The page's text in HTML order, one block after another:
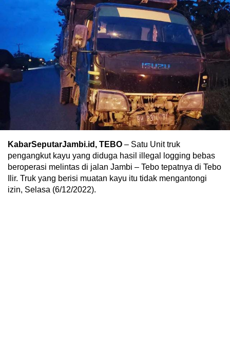
KabarSeputarJambi.id, TEBO – Satu Unit truk
pengangkut kayu yang diduga hasil illegal logging bebas
beroperasi melintas di jalan Jambi – Tebo tepatnya di Tebo
Ilir. Truk yang berisi muatan kayu itu tidak mengantongi
izin, Selasa (6/12/2022).